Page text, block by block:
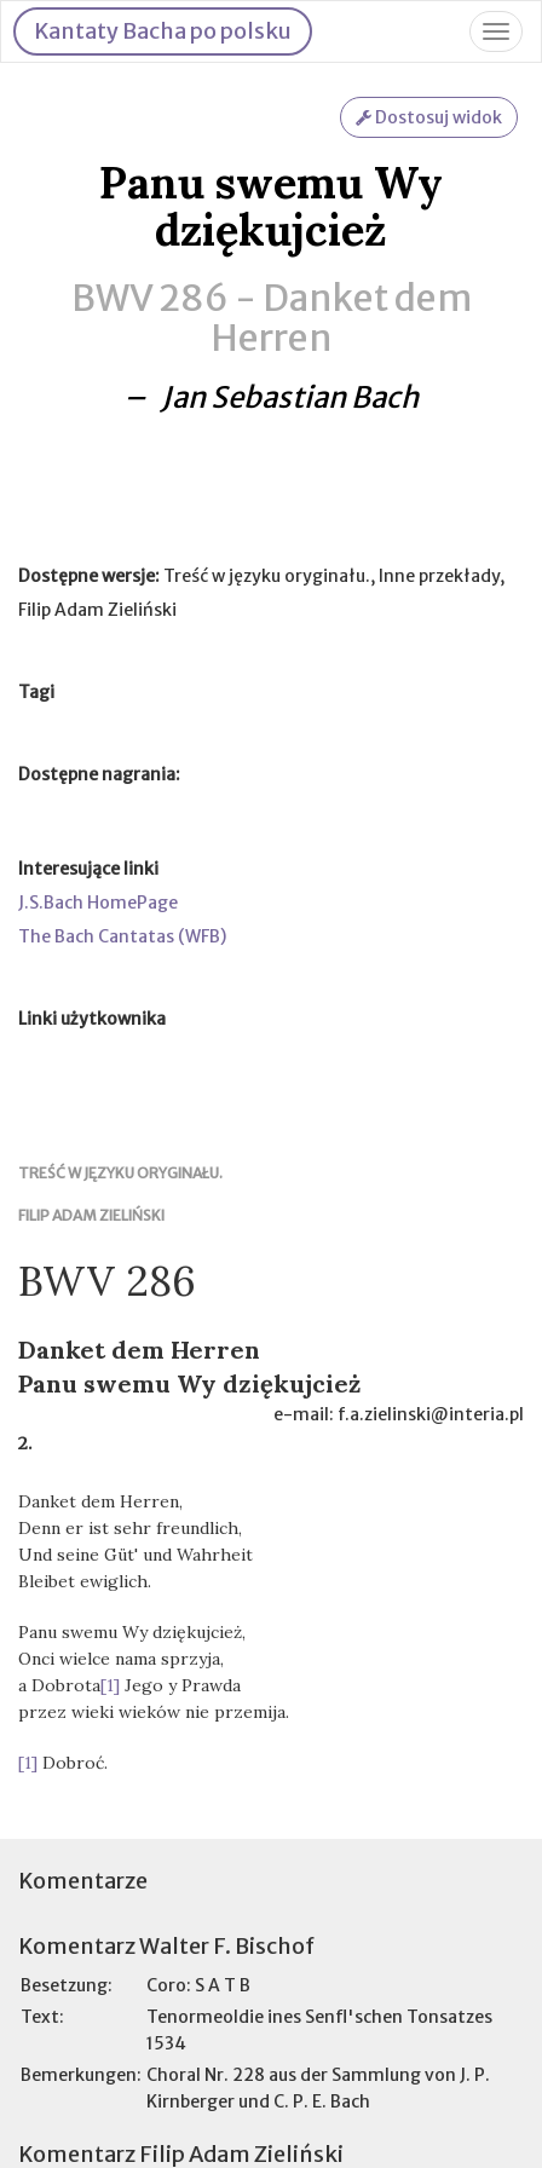
Kantaty Bacha po polsku
Panu swemu Wy
dziękujcież
BWV 286 - Danket dem
Herren
– Jan Sebastian Bach
Dostępne wersje: Treść w języku oryginału., Inne przekłady,
Filip Adam Zieliński
Tagi
Dostępne nagrania:
Interesujące linki
J.S.Bach HomePage
The Bach Cantatas (WFB)
Linki użytkownika
TREŚĆ W JĘZYKU ORYGINAŁU.
FILIP ADAM ZIELIŃSKI
BWV 286
Danket dem Herren
Panu swemu Wy dziękujcież
e-mail: f.a.zielinski@interia.pl
2.
Danket dem Herren,
Denn er ist sehr freundlich,
Und seine Güt' und Wahrheit
Bleibet ewiglich.
Panu swemu Wy dziękujcież,
Onci wielce nama sprzyja,
a Dobrota[1] Jego y Prawda
przez wieki wieków nie przemija.
[1] Dobroć.
Komentarze
Komentarz Walter F. Bischof
Besetzung:
Coro: S A T B
Text:
Tenormeoldie ines Senfl'schen Tonsatzes
1534
Bemerkungen: Choral Nr. 228 aus der Sammlung von J. P.
Kirnberger und C. P. E. Bach
Komentarz Filip Adam Zieliński
Dostosuj widok